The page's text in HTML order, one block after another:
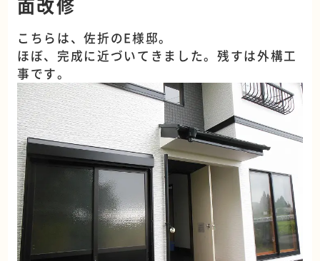
面改修
こちらは、佐折のE様邸。
ほぼ、完成に近づいてきました。残すは外構工
事です。